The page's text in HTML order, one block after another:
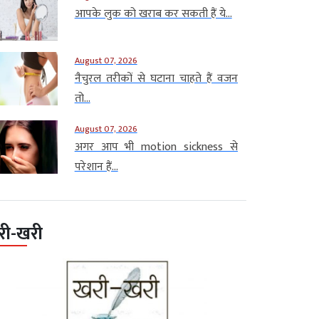
आपके लुक को खराब कर सकती हैं ये...
August 07, 2026
नैचुरल तरीकों से घटाना चाहते हैं वजन
तो...
August 07, 2026
अगर आप भी motion sickness से
परेशान हैं...
खरी